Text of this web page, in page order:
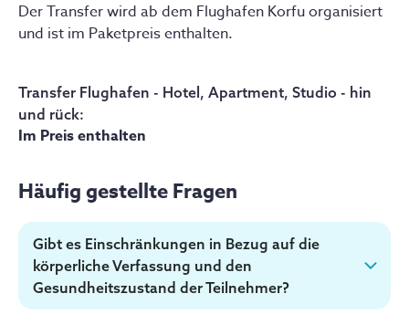
Der Transfer wird ab dem Flughafen Korfu organisiert
und ist im Paketpreis enthalten.
Transfer Flughafen - Hotel, Apartment, Studio - hin
und rück:
Im Preis enthalten
Häufig gestellte Fragen
Gibt es Einschränkungen in Bezug auf die
körperliche Verfassung und den
Gesundheitszustand der Teilnehmer?